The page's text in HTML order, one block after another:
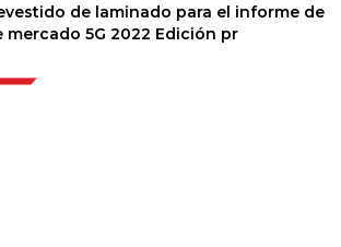
de laminado para el informe de
5G 2022 Edición pr